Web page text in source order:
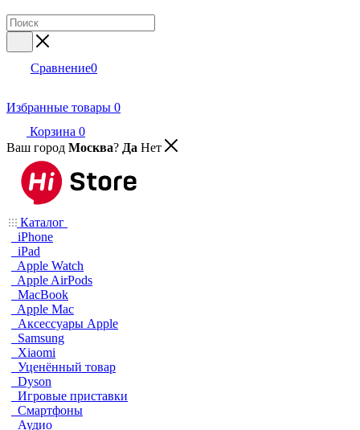
Сравнение0
Избранные товары 0
Корзина 0
Ваш город Москва? Да Нет
Каталог
iPhone
iPad
Apple Watch
Apple AirPods
MacBook
Apple Mac
Аксессуары Apple
Samsung
Xiaomi
Уценённый товар
Dyson
Игровые приставки
Смартфоны
Аудио